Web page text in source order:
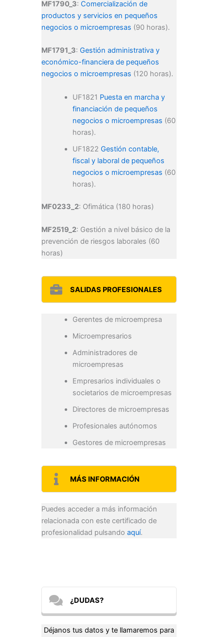
MF1790_3: Comercialización de
productos y servicios en pequeños
negocios o microempresas (90 horas).
MF1791_3: Gestión administrativa y
económico-financiera de pequeños
negocios o microempresas (120 horas).
UF1821 Puesta en marcha y
financiación de pequeños
negocios o microempresas (60
horas).
UF1822 Gestión contable,
fiscal y laboral de pequeños
negocios o microempresas (60
horas).
MF0233_2: Ofimática (180 horas)
MF2519_2: Gestión a nivel básico de la
prevención de riesgos laborales (60
horas)
SALIDAS PROFESIONALES
Gerentes de microempresa
Microempresarios
Administradores de
microempresas
Empresarios individuales o
societarios de microempresas
Directores de microempresas
Profesionales autónomos
Gestores de microempresas
MÁS INFORMACIÓN
Puedes acceder a más información
relacionada con este certificado de
profesionalidad pulsando aquí.
¿DUDAS?
Déjanos tus datos y te llamaremos para